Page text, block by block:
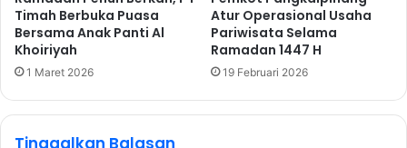
Timah Berbuka Puasa
Bersama Anak Panti Al
Khoiriyah
1 Maret 2026
Atur Operasional Usaha
Pariwisata Selama
Ramadan 1447 H
19 Februari 2026